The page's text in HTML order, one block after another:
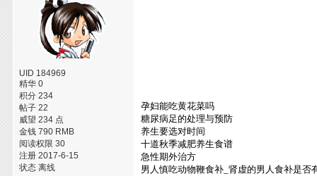
UID 184969
精华 0
积分 234
帖子 22
威望 234 点
金钱 790 RMB
阅读权限 30
注册 2017-6-15
状态 离线
孕妇能吃黄花菜吗
糖尿病足的处理与预防
养生要选对时间
十道秋季减肥养生食谱
急性期外治方
男人慎吃动物鞭食补_肾虚的男人食补是否